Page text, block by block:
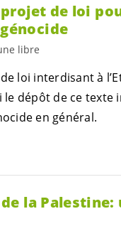
de loi
libre
loi interdisant à
le dépôt de ce
en général.
de la